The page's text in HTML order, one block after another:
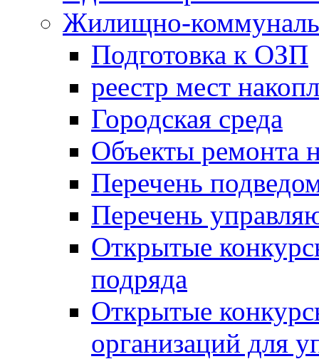
Жилищно-
Подготовка к ОЗП
реестр мест
Городская среда
Объекты ремонта
Перечень
Перечень
Открытые
подряда
Открытые
организаций для